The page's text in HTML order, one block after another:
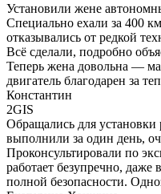
Установили жене
Специально ехали за 400
отказывались от редкой
Всё сделали, подробно
Теперь жена довольна —
двигатель благодарен за
​Константин
2GIS
Обращались для установки
выполнили за один день,
Проконсультировали по
работает безупречно,
полной безопасности.